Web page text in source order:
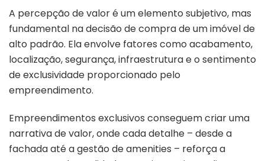
A percepção de valor é um elemento subjetivo, mas
fundamental na decisão de compra de um imóvel de
alto padrão. Ela envolve fatores como acabamento,
localização, segurança, infraestrutura e o sentimento
de exclusividade proporcionado pelo
empreendimento.
Empreendimentos exclusivos conseguem criar uma
narrativa de valor, onde cada detalhe – desde a
fachada até a gestão de amenities – reforça a